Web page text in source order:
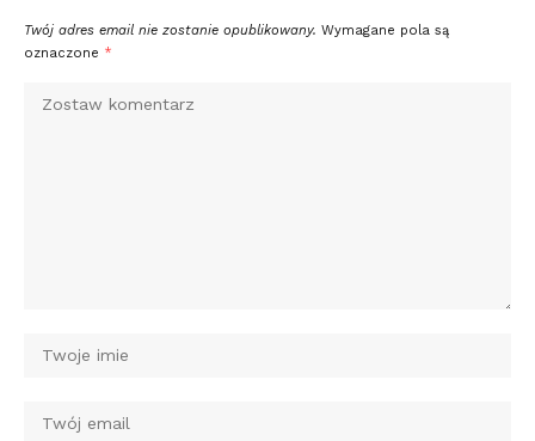
Twój adres email nie zostanie opublikowany. Wymagane pola są
oznaczone *